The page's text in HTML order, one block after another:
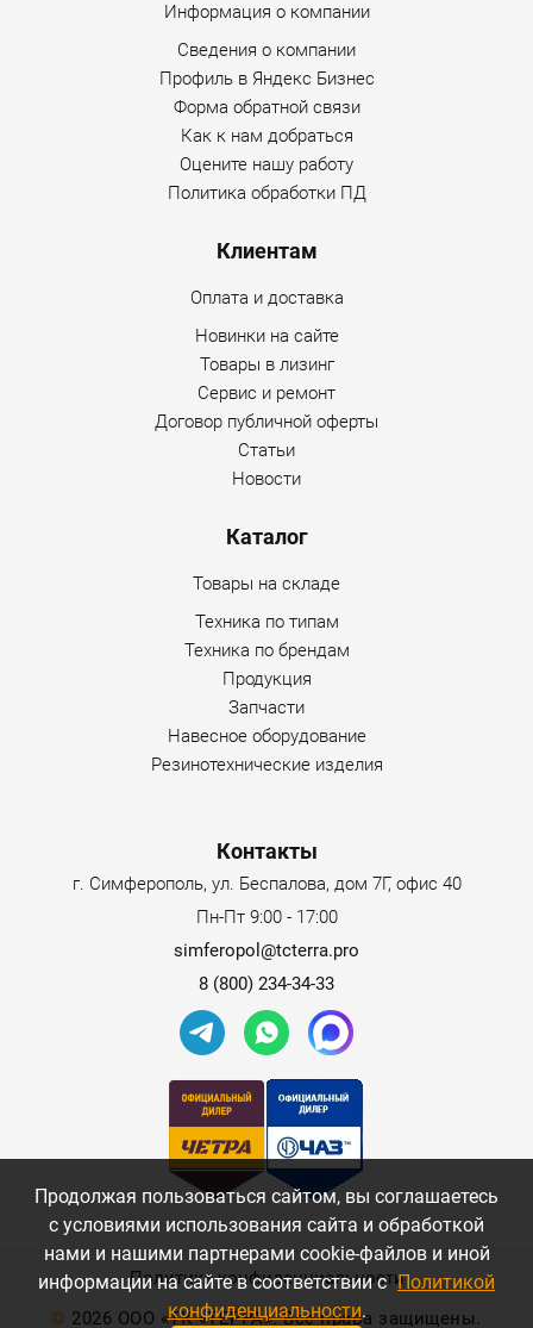
Информация о компании
Сведения о компании
Профиль в Яндекс Бизнес
Форма обратной связи
Как к нам добраться
Оцените нашу работу
Политика обработки ПД
Клиентам
Оплата и доставка
Новинки на сайте
Товары в лизинг
Сервис и ремонт
Договор публичной оферты
Статьи
Новости
Каталог
Товары на складе
Техника по типам
Техника по брендам
Продукция
Запчасти
Навесное оборудование
Резинотехнические изделия
Контакты
г. Симферополь, ул. Беспалова, дом 7Г, офис 40
Пн-Пт 9:00 - 17:00
simferopol@tcterra.pro
8 (800) 234-34-33
© 2026 ООО «ТК «ТЕРРА». Все права защищены.
Политика конфиденциальности
Продолжая пользоваться сайтом, вы соглашаетесь
с условиями использования сайта и обработкой
нами и нашими партнерами cookie-файлов и иной
информации на сайте в соответствии с Политикой
конфиденциальности.